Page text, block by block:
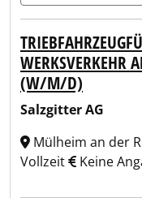
WERKSVERKEHR
(W/M/D)
Salzgitter AG
Mülheim an der
Vollzeit
Keine